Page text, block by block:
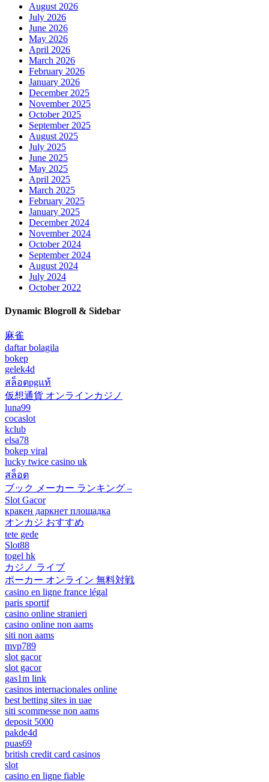
August 2026
July 2026
June 2026
May 2026
April 2026
March 2026
February 2026
January 2026
December 2025
November 2025
October 2025
September 2025
August 2025
July 2025
June 2025
May 2025
April 2025
March 2025
February 2025
January 2025
December 2024
November 2024
October 2024
September 2024
August 2024
July 2024
October 2022
Dynamic Blogroll & Sidebar
麻雀
daftar bolagila
bokep
gelek4d
สล็อตpgแท้
仮想通貨 オンラインカジノ
luna99
cocaslot
kclub
elsa78
bokep viral
lucky twice casino uk
สล็อต
ブック メーカー ランキング –
Slot Gacor
кракен даркнет площадка
オンカジ おすすめ
tete gede
Slot88
togel hk
カジノ ライブ
ポーカー オンライン 無料対戦
casino en ligne france légal
paris sportif
casino online stranieri
casino online non aams
siti non aams
mvp789
slot gacor
slot gacor
gas1m link
casinos internacionales online
best betting sites in uae
siti scommesse non aams
deposit 5000
pakde4d
puas69
british credit card casinos
slot
casino en ligne fiable